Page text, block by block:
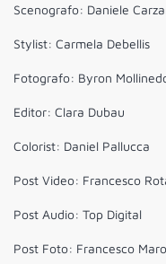
Scenografo: Daniele
Stylist: Carmela Debellis
Fotografo: Byron
Editor: Clara Dubau
Colorist: Daniel Pallucca
Post Video: Francesco
Post Audio: Top Digital
Post Foto: Francesco